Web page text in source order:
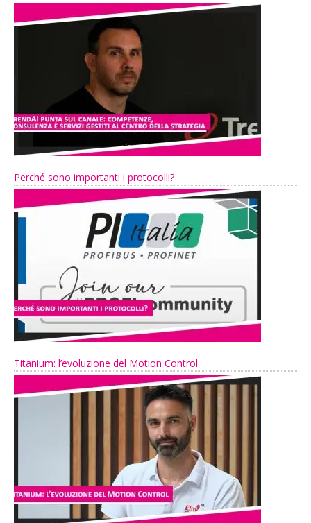
Perché sono importanti i protocolli?
Titanium: l’evoluzione del Motion Control